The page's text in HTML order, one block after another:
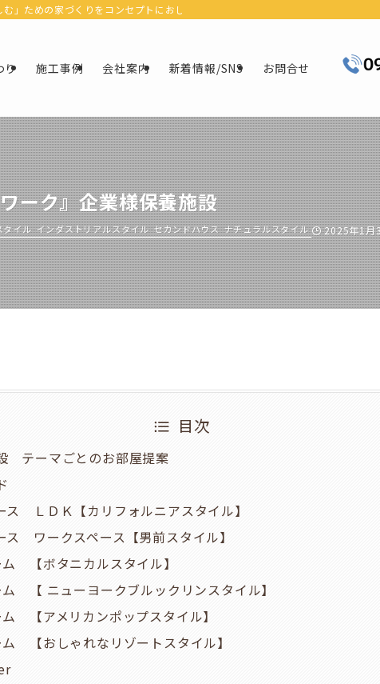
」ための家づくりをコンセプトにおしゃれなデザインにリフォーム＆リノベ
り 施工事例 会社案内 新着情報/SNS お問合せ
ーク』企業様保養施設
タイル インダストリアルスタイル セカンドハウス ナチュラルスタイル 2025年1月
目次
テーマごとのお部屋提案
ス ＬＤＫ【カリフォルニアスタイル】
ス ワークスペース【男前スタイル】
【ボタニカルスタイル】
【 ニューヨークブルックリンスタイル】
【アメリカンポップスタイル】
【おしゃれなリゾートスタイル】